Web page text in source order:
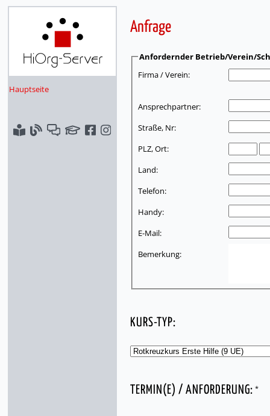
Hauptseite
Anfrage
Anfordernder Betrieb/Verein/
Firma / Verein:
Ansprechpartner:
Straße, Nr:
PLZ, Ort:
Land:
Telefon:
Handy:
E-Mail:
Bemerkung:
KURS-TYP:
TERMIN(E) / ANFORDERUNG: *